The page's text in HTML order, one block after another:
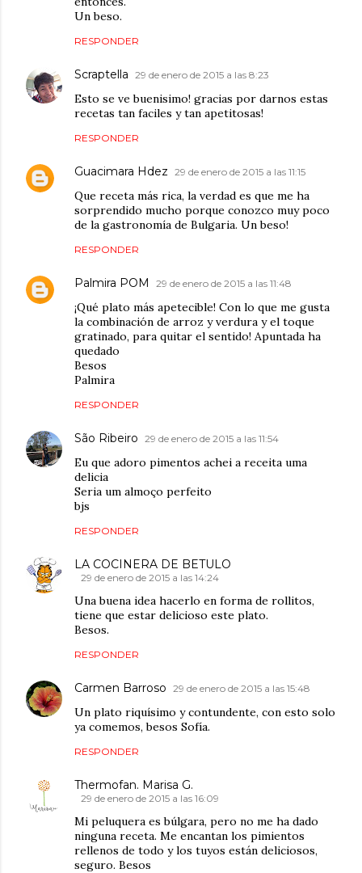
Un beso.
RESPONDER
Scraptella 29 de enero de 2015 a las 8:23
Esto se ve buenisimo! gracias por darnos estas
recetas tan faciles y tan apetitosas!
RESPONDER
Guacimara Hdez 29 de enero de 2015 a las 11:15
Que receta más rica, la verdad es que me ha
sorprendido mucho porque conozco muy poco
de la gastronomía de Bulgaria. Un beso!
RESPONDER
Palmira POM 29 de enero de 2015 a las 11:48
¡Qué plato más apetecible! Con lo que me gusta
la combinación de arroz y verdura y el toque
gratinado, para quitar el sentido! Apuntada ha
quedado
Besos
Palmira
RESPONDER
São Ribeiro 29 de enero de 2015 a las 11:54
Eu que adoro pimentos achei a receita uma
delicia
Seria um almoço perfeito
bjs
RESPONDER
LA COCINERA DE BETULO
29 de enero de 2015 a las 14:24
Una buena idea hacerlo en forma de rollitos,
tiene que estar delicioso este plato.
Besos.
RESPONDER
Carmen Barroso 29 de enero de 2015 a las 15:48
Un plato riquísimo y contundente, con esto solo
ya comemos, besos Sofía.
RESPONDER
Thermofan. Marisa G.
29 de enero de 2015 a las 16:09
Mi peluquera es búlgara, pero no me ha dado
ninguna receta. Me encantan los pimientos
rellenos de todo y los tuyos están deliciosos,
seguro. Besos